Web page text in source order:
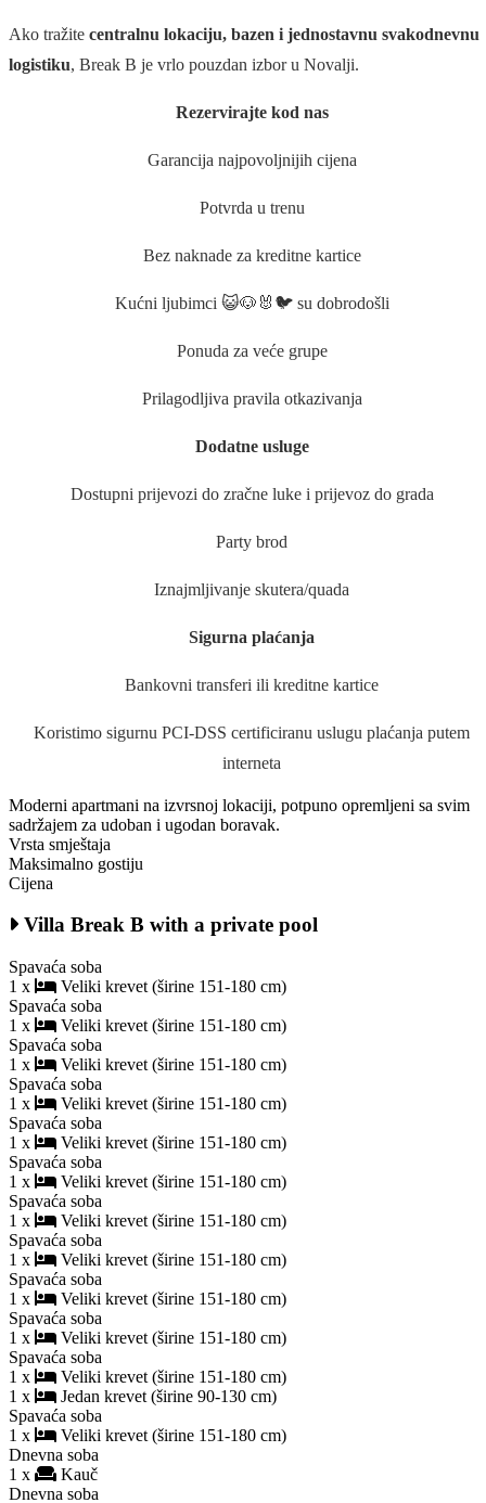
Ako tražite centralnu lokaciju, bazen i jednostavnu svakodnevnu
logistiku, Break B je vrlo pouzdan izbor u Novalji.
Rezervirajte kod nas
Garancija najpovoljnijih cijena
Potvrda u trenu
Bez naknade za kreditne kartice
Kućni ljubimci 😺🐶🐰🐦 su dobrodošli
Ponuda za veće grupe
Prilagodljiva pravila otkazivanja
Dodatne usluge
Dostupni prijevozi do zračne luke i prijevoz do grada
Party brod
Iznajmljivanje skutera/quada
Sigurna plaćanja
Bankovni transferi ili kreditne kartice
Koristimo sigurnu PCI-DSS certificiranu uslugu plaćanja putem
interneta
Moderni apartmani na izvrsnoj lokaciji, potpuno opremljeni sa svim
sadržajem za udoban i ugodan boravak.
Vrsta smještaja
Maksimalno gostiju
Cijena
Villa Break B with a private pool
Spavaća soba
1 x
Veliki krevet (širine 151-180 cm)
Spavaća soba
1 x
Veliki krevet (širine 151-180 cm)
Spavaća soba
1 x
Veliki krevet (širine 151-180 cm)
Spavaća soba
1 x
Veliki krevet (širine 151-180 cm)
Spavaća soba
1 x
Veliki krevet (širine 151-180 cm)
Spavaća soba
1 x
Veliki krevet (širine 151-180 cm)
Spavaća soba
1 x
Veliki krevet (širine 151-180 cm)
Spavaća soba
1 x
Veliki krevet (širine 151-180 cm)
Spavaća soba
1 x
Veliki krevet (širine 151-180 cm)
Spavaća soba
1 x
Veliki krevet (širine 151-180 cm)
Spavaća soba
1 x
Veliki krevet (širine 151-180 cm)
1 x
Jedan krevet (širine 90-130 cm)
Spavaća soba
1 x
Veliki krevet (širine 151-180 cm)
Dnevna soba
1 x
Kauč
Dnevna soba